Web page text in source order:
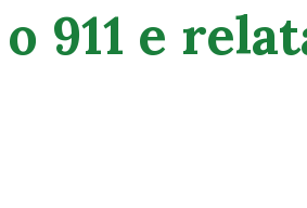
o 911 e